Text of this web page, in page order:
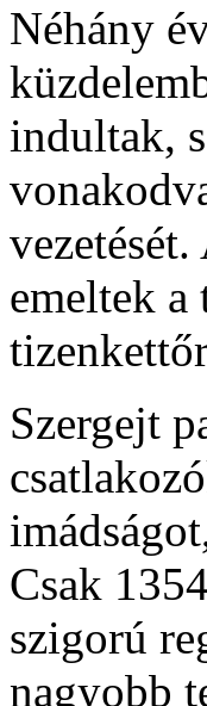
Néhány
indultak,
emeltek a
Szergejt
Csak
szigorú
nagyobb